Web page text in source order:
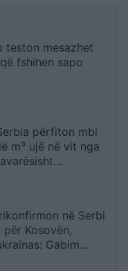
teston mesazhet
fshihen sapo
përfiton mbi
m³ ujë në vit nga
në Serbi
Kosovën,
Gabim